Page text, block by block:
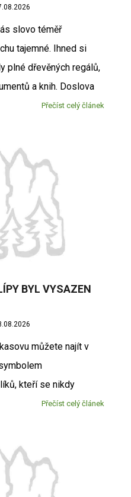
slovo téměř
tajemné. Ihned si
plné dřevěných regálů,
a knih. Doslova
Přečíst celý článek
BYL VYSAZEN
můžete najít v
kteří se nikdy
Přečíst celý článek